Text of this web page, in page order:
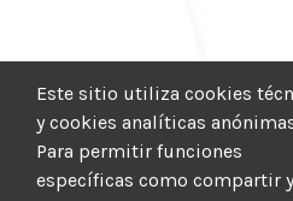
Este sitio utiliza cookies
y cookies analíticas
Para permitir funciones
específicas como compartir